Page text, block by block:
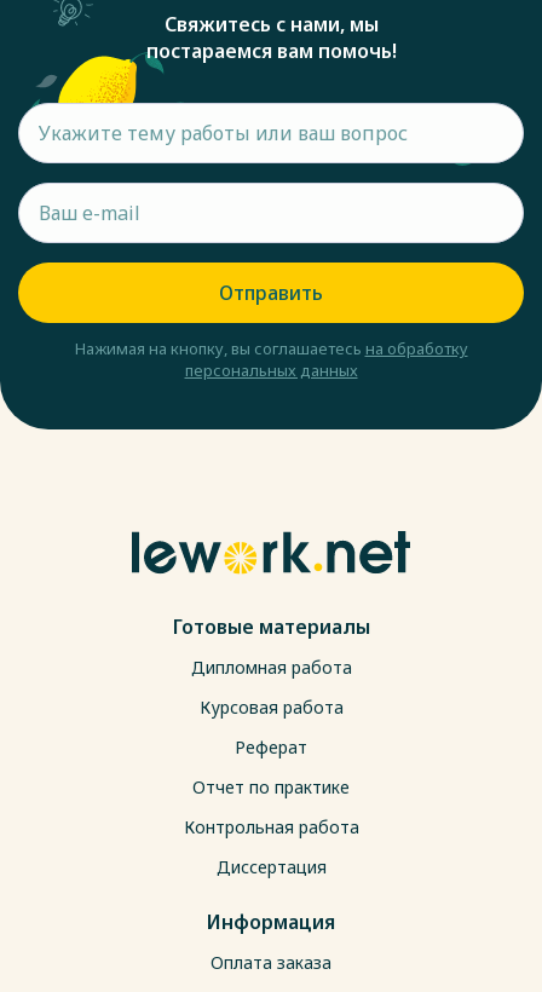
Свяжитесь с нами, мы
постараемся вам помочь!
Отправить
Нажимая на кнопку, вы соглашаетесь на обработку
персональных данных
Готовые материалы
Дипломная работа
Курсовая работа
Реферат
Отчет по практике
Контрольная работа
Диссертация
Информация
Оплата заказа